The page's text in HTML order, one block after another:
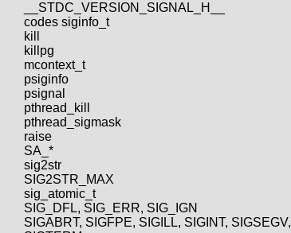
__STDC_VERSION_SIGNAL_H__
codes siginfo_t
kill
killpg
mcontext_t
psiginfo
psignal
pthread_kill
pthread_sigmask
raise
SA_*
sig2str
SIG2STR_MAX
sig_atomic_t
SIG_DFL, SIG_ERR, SIG_IGN
SIGABRT, SIGFPE, SIGILL, SIGINT, SIGSEGV,